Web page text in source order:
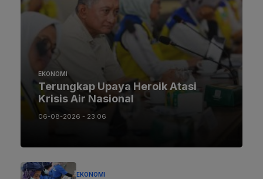
EKONOMI
Terungkap Upaya Heroik Atasi
Krisis Air Nasional
06-08-2026 - 23.06
EKONOMI